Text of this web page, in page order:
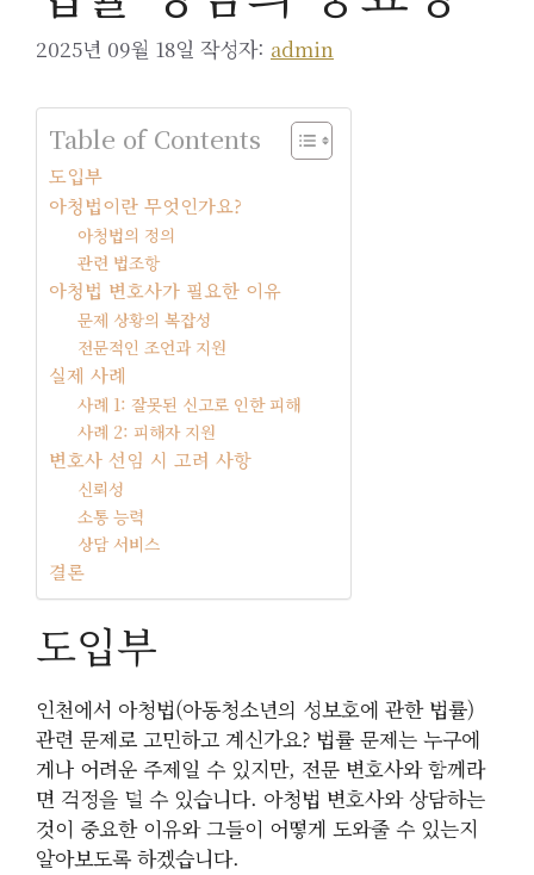
2025년 09월 18일 작성자: admin
Table of Contents
도입부
아청법이란 무엇인가요?
아청법의 정의
관련 법조항
아청법 변호사가 필요한 이유
문제 상황의 복잡성
전문적인 조언과 지원
실제 사례
사례 1: 잘못된 신고로 인한 피해
사례 2: 피해자 지원
변호사 선임 시 고려 사항
신뢰성
소통 능력
상담 서비스
결론
도입부
인천에서 아청법(아동청소년의 성보호에 관한 법률)
관련 문제로 고민하고 계신가요? 법률 문제는 누구에
게나 어려운 주제일 수 있지만, 전문 변호사와 함께라
면 걱정을 덜 수 있습니다. 아청법 변호사와 상담하는
것이 중요한 이유와 그들이 어떻게 도와줄 수 있는지
알아보도록 하겠습니다.